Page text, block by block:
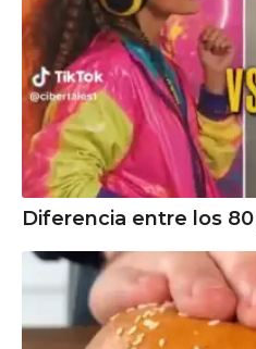
Diferencia entre los 80